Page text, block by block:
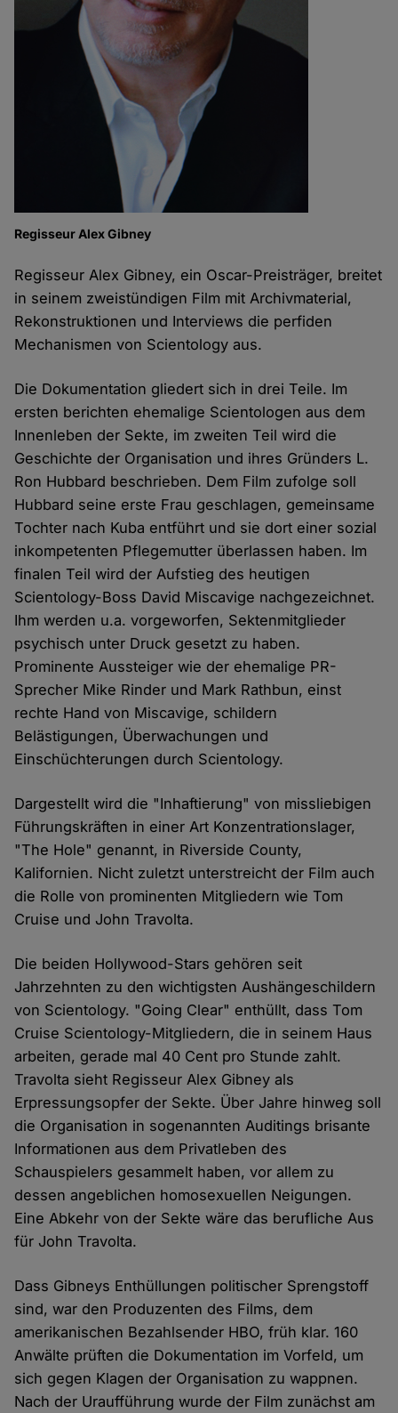
Regisseur Alex Gibney
Regisseur Alex Gibney, ein Oscar-Preisträger, breitet
in seinem zweistündigen Film mit Archivmaterial,
Rekonstruktionen und Interviews die perfiden
Mechanismen von Scientology aus.
Die Dokumentation gliedert sich in drei Teile. Im
ersten berichten ehemalige Scientologen aus dem
Innenleben der Sekte, im zweiten Teil wird die
Geschichte der Organisation und ihres Gründers L.
Ron Hubbard beschrieben. Dem Film zufolge soll
Hubbard seine erste Frau geschlagen, gemeinsame
Tochter nach Kuba entführt und sie dort einer sozial
inkompetenten Pflegemutter überlassen haben. Im
finalen Teil wird der Aufstieg des heutigen
Scientology-Boss David Miscavige nachgezeichnet.
Ihm werden u.a. vorgeworfen, Sektenmitglieder
psychisch unter Druck gesetzt zu haben.
Prominente Aussteiger wie der ehemalige PR-
Sprecher Mike Rinder und Mark Rathbun, einst
rechte Hand von Miscavige, schildern
Belästigungen, Überwachungen und
Einschüchterungen durch Scientology.
Dargestellt wird die "Inhaftierung" von missliebigen
Führungskräften in einer Art Konzentrationslager,
"The Hole" genannt, in Riverside County,
Kalifornien. Nicht zuletzt unterstreicht der Film auch
die Rolle von prominenten Mitgliedern wie Tom
Cruise und John Travolta.
Die beiden Hollywood-Stars gehören seit
Jahrzehnten zu den wichtigsten Aushängeschildern
von Scientology. "Going Clear" enthüllt, dass Tom
Cruise Scientology-Mitgliedern, die in seinem Haus
arbeiten, gerade mal 40 Cent pro Stunde zahlt.
Travolta sieht Regisseur Alex Gibney als
Erpressungsopfer der Sekte. Über Jahre hinweg soll
die Organisation in sogenannten Auditings brisante
Informationen aus dem Privatleben des
Schauspielers gesammelt haben, vor allem zu
dessen angeblichen homosexuellen Neigungen.
Eine Abkehr von der Sekte wäre das berufliche Aus
für John Travolta.
Dass Gibneys Enthüllungen politischer Sprengstoff
sind, war den Produzenten des Films, dem
amerikanischen Bezahlsender HBO, früh klar. 160
Anwälte prüften die Dokumentation im Vorfeld, um
sich gegen Klagen der Organisation zu wappnen.
Nach der Uraufführung wurde der Film zunächst am